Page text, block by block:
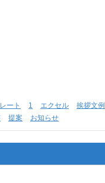
ート 1 エクセル 挨拶文例
提案 お知らせ